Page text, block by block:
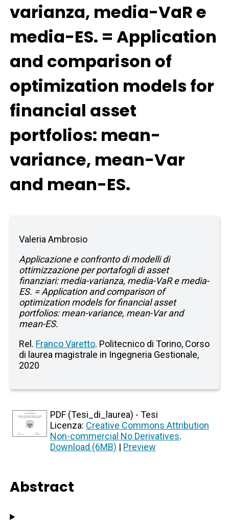
varianza, media-VaR e
media-ES. = Application
and comparison of
optimization models for
financial asset
portfolios: mean-
variance, mean-Var
and mean-ES.
Valeria Ambrosio
Applicazione e confronto di modelli di
ottimizzazione per portafogli di asset
finanziari: media-varianza, media-VaR e media-
ES. = Application and comparison of
optimization models for financial asset
portfolios: mean-variance, mean-Var and
mean-ES.
Rel. Franco Varetto. Politecnico di Torino, Corso
di laurea magistrale in Ingegneria Gestionale,
2020
PDF (Tesi_di_laurea) - Tesi
Licenza: Creative Commons Attribution
Non-commercial No Derivatives.
Download (6MB) | Preview
Abstract